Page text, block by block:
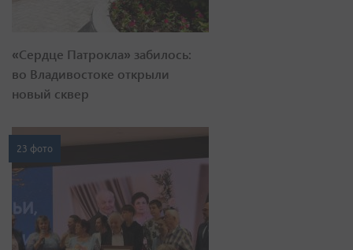
«Сердце Патрокла» забилось:
во Владивостоке открыли
новый сквер
23 фото